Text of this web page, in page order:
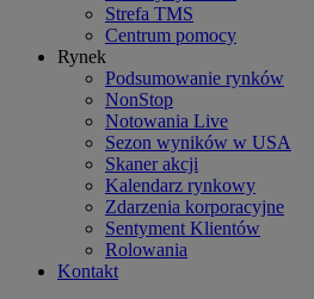
Strefa TMS
Centrum pomocy
Rynek
Podsumowanie rynków
NonStop
Notowania Live
Sezon wyników w USA
Skaner akcji
Kalendarz rynkowy
Zdarzenia korporacyjne
Sentyment Klientów
Rolowania
Kontakt